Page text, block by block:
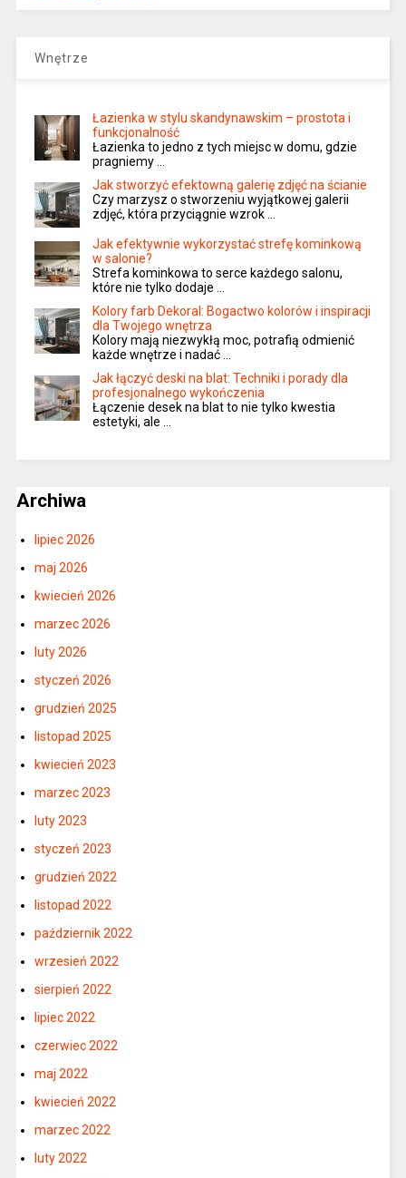
Wnętrze
Łazienka w stylu skandynawskim – prostota i
funkcjonalność
Łazienka to jedno z tych miejsc w domu, gdzie
pragniemy …
Jak stworzyć efektowną galerię zdjęć na ścianie
Czy marzysz o stworzeniu wyjątkowej galerii
zdjęć, która przyciągnie wzrok …
Jak efektywnie wykorzystać strefę kominkową
w salonie?
Strefa kominkowa to serce każdego salonu,
które nie tylko dodaje …
Kolory farb Dekoral: Bogactwo kolorów i inspiracji
dla Twojego wnętrza
Kolory mają niezwykłą moc, potrafią odmienić
każde wnętrze i nadać …
Jak łączyć deski na blat: Techniki i porady dla
profesjonalnego wykończenia
Łączenie desek na blat to nie tylko kwestia
estetyki, ale …
Archiwa
lipiec 2026
maj 2026
kwiecień 2026
marzec 2026
luty 2026
styczeń 2026
grudzień 2025
listopad 2025
kwiecień 2023
marzec 2023
luty 2023
styczeń 2023
grudzień 2022
listopad 2022
październik 2022
wrzesień 2022
sierpień 2022
lipiec 2022
czerwiec 2022
maj 2022
kwiecień 2022
marzec 2022
luty 2022